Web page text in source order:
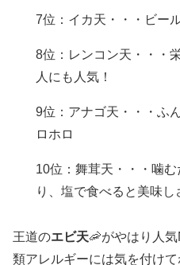
7位：イカ天・・・ビー
8位：レンコン天・・・
人にも人気！
9位：アナゴ天・・・ふ
ロホロ
10位：舞茸天・・・噛
り、塩で食べると美味し
王道のエビ天🦐がやはり人
類アレルギーには気を付けて